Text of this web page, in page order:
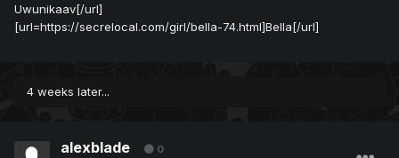
Uwunikaav[/url]
[url=https://secrelocal.com/girl/bella-74.html]Bella[/url]
4 weeks later...
alexblade 0